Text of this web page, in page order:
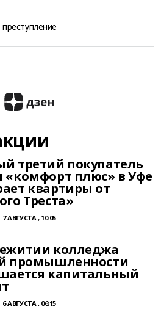
преступление
третий покупатель
«комфорт плюс» в Уфе
квартиры от
Треста»
7 АВГУСТА , 10:05
колледжа
промышленности
капитальный
6 АВГУСТА , 06:15